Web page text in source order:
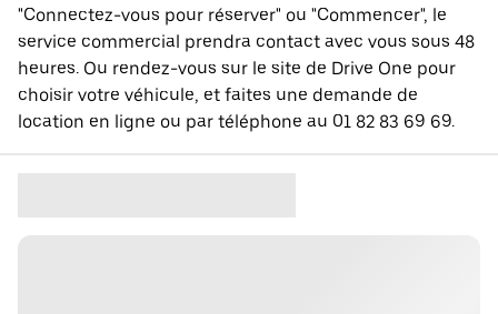
"Connectez-vous pour réserver" ou "Commencer", le
service commercial prendra contact avec vous sous 48
heures. Ou rendez-vous sur le site de Drive One pour
choisir votre véhicule, et faites une demande de
location en ligne ou par téléphone au 01 82 83 69 69.